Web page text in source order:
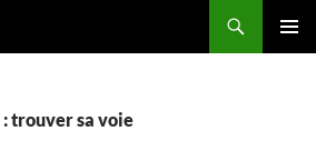
trouver sa voie